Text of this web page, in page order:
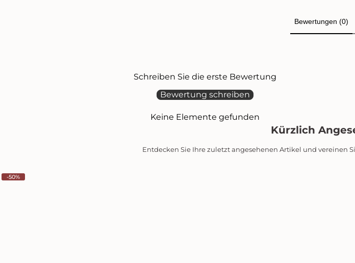
Bewertungen (0)
Schreiben Sie die erste Bewertung
Bewertung schreiben
Keine Elemente gefunden
Kürzlich
Entdecken Sie Ihre zuletzt angesehenen Artikel und vereinen
-50%